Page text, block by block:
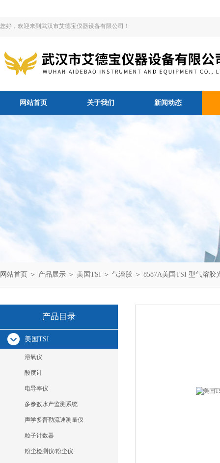
您好，欢迎来到武汉市艾德宝仪器设备有限公司！
网站首页 关于我们 新闻动态
网站首页 ＞ 产品展示 ＞ 美国TSI ＞ 气溶胶 ＞ 8587A美国TSI 型气溶胶
产品目录
美国TSI
溶氧仪
酸度计
电导率仪
多参数水产监测系统
声学多普勒流速测量仪
粒子计数器
粉尘检测仪/粉尘仪